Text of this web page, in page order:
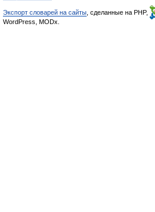
Экспорт словарей на сайты , сделанные на PHP,
WordPress, MODx.